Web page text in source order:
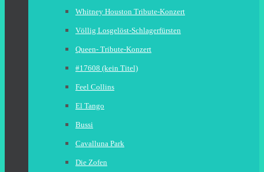
Whitney Houston Tribute-Konzert
Völlig Losgelöst-Schlagerfürsten
Queen- Tribute-Konzert
#17608 (kein Titel)
Feel Collins
El Tango
Bussi
Cavalluna Park
Die Zofen